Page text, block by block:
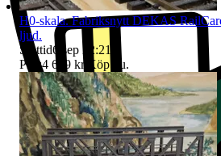
H0-skala. Fabriksnytt DEKAS
ljud.
Sluttid6 sep 22:21
Pris:4 699 kr Köp nu.